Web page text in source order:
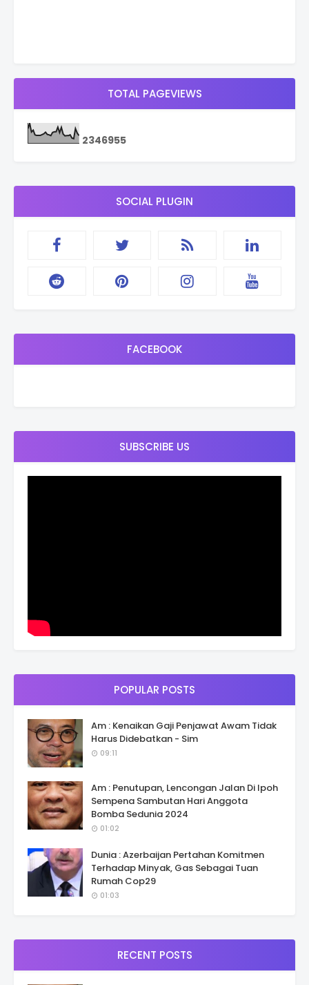
TOTAL PAGEVIEWS
2346955
SOCIAL PLUGIN
FACEBOOK
SUBSCRIBE US
POPULAR POSTS
Am : Kenaikan Gaji Penjawat Awam Tidak
Harus Didebatkan - Sim
09:11
Am : Penutupan, Lencongan Jalan Di Ipoh
Sempena Sambutan Hari Anggota
Bomba Sedunia 2024
01:02
Dunia : Azerbaijan Pertahan Komitmen
Terhadap Minyak, Gas Sebagai Tuan
Rumah Cop29
01:03
RECENT POSTS